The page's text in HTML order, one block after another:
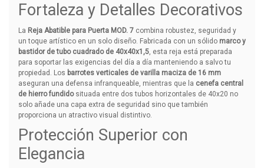
Fortaleza y Detalles Decorativos
La Reja Abatible para Puerta MOD. 7combina robustez, seguridad y
un toque artístico en un solo diseño. Fabricada con un sólido marco y
bastidor de tubo cuadrado de 40x40x1,5, esta reja está preparada
para soportar las exigencias del día a día manteniendo a salvo tu
propiedad. Los barrotes verticales de varilla maciza de 16 mm
aseguran una defensa infranqueable, mientras que la cenefa central
de hierro fundidosituada entre dos tubos horizontales de 40x20 no
solo añade una capa extra de seguridad sino que también
proporciona un atractivo visual distintivo.
Protección Superior con
Elegancia